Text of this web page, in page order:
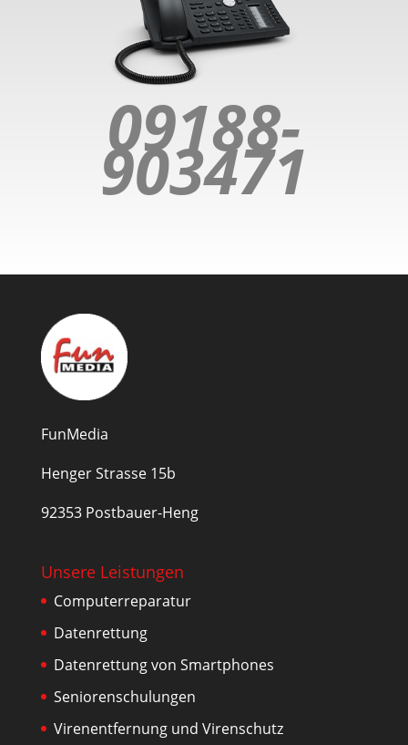
09188-
903471
FunMedia
Henger Strasse 15b
92353 Postbauer-Heng
Unsere Leistungen
Computerreparatur
Datenrettung
Datenrettung von Smartphones
Seniorenschulungen
Virenentfernung und Virenschutz